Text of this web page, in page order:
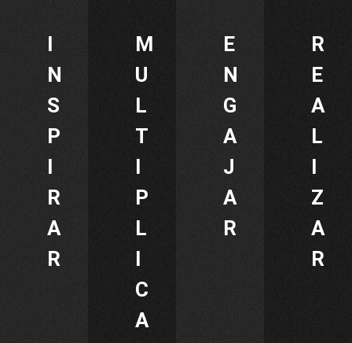
I
N
S
P
I
R
A
R
M
U
L
T
I
P
L
I
C
A
E
N
G
A
J
A
R
R
E
A
L
I
Z
A
R